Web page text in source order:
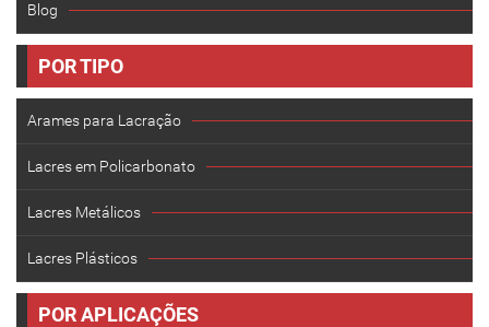
Blog
POR TIPO
Arames para Lacração
Lacres em Policarbonato
Lacres Metálicos
Lacres Plásticos
POR APLICAÇÕES